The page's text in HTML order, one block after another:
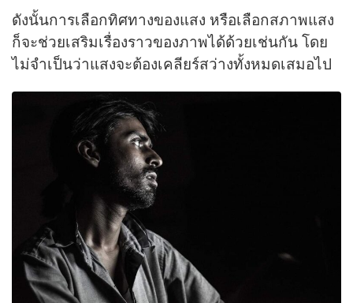
ดังนั้นการเลือกทิศทางของแสง หรือเลือกสภาพแสง
ก็จะช่วยเสริมเรื่องราวของภาพได้ด้วยเช่นกัน โดย
ไม่จำเป็นว่าแสงจะต้องเคลียร์สว่างทั้งหมดเสมอไป